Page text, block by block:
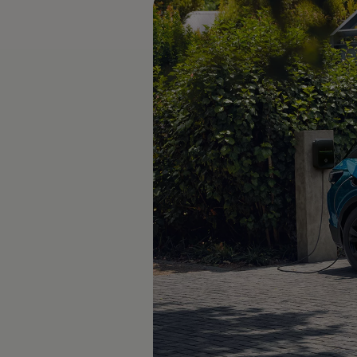
Däck och fälg
Originaldelar
Bytesdelar
Ekonomidelar
Classic Parts
Volkswagenkortet
Förmåner och erbjudanden
Frågor och svar
Reseförsäkring
Viktig kundinformation
Mobilitetsgaranti
Varnings- och kontrollampor
Återkallelser
2G/3G-nätet stängs ned – hur påverkas min
Dieselfrågan
Mjukvaruuppdatering för förbränningsbilar
Hitta serviceverkstad
Information om myVolkswagen
Hjälp med appar och digitala tjänster
Navigation Map Update
Digital Instruktionsbok
Mobilitetsgarantin
Uppdateringar för elbilar